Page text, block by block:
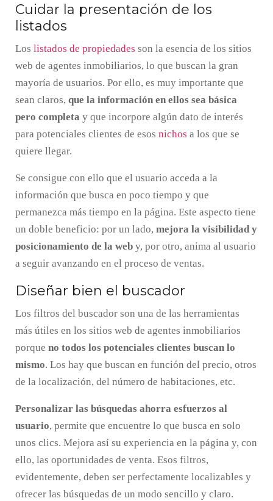
Cuidar la presentación de los
listados
Los listados de propiedades son la esencia de los sitios
web de agentes inmobiliarios, lo que buscan la gran
mayoría de usuarios. Por ello, es muy importante que
sean claros, que la información en ellos sea básica
pero completa y que incorpore algún dato de interés
para potenciales clientes de esos nichos a los que se
quiere llegar.
Se consigue con ello que el usuario acceda a la
información que busca en poco tiempo y que
permanezca más tiempo en la página. Este aspecto tiene
un doble beneficio: por un lado, mejora la visibilidad y
posicionamiento de la web y, por otro, anima al usuario
a seguir avanzando en el proceso de ventas.
Diseñar bien el buscador
Los filtros del buscador son una de las herramientas
más útiles en los sitios web de agentes inmobiliarios
porque no todos los potenciales clientes buscan lo
mismo. Los hay que buscan en función del precio, otros
de la localización, del número de habitaciones, etc.
Personalizar las búsquedas ahorra esfuerzos al
usuario, permite que encuentre lo que busca en solo
unos clics. Mejora así su experiencia en la página y, con
ello, las oportunidades de venta. Esos filtros,
evidentemente, deben ser perfectamente localizables y
ofrecer las búsquedas de un modo sencillo y claro.